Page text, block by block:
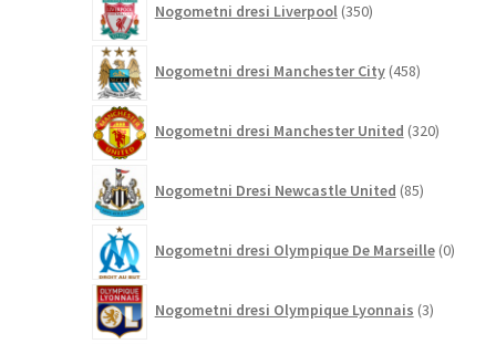
Nogometni dresi Liverpool 350izdelkov
Nogometni dresi Manchester City 458izdelkov
Nogometni dresi Manchester United 320izdelkov
Nogometni Dresi Newcastle United 85izdelkov
Nogometni dresi Olympique De Marseille 0
Nogometni dresi Olympique Lyonnais 3izdelki